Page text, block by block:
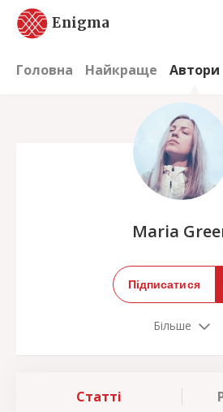
Enigma
Головна Найкраще Автори
Maria
Підписатися
Більше
Статті